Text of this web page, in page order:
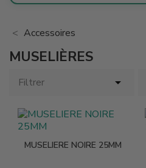
Accessoires
MUSELIÈRES
Filtrer 
MUSELIERE NOIRE 25MM